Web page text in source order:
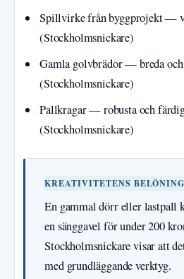
Spillvirke från byggprojekt —
(Stockholmsnickare)
Gamla golvbrädor — breda och
(Stockholmsnickare)
Pallkragar — robusta och
(Stockholmsnickare)
KREATIVITETENS BELÖNING
En gammal dörr eller lastpall
en sänggavel för under 200
Stockholmsnickare visar att
med grundläggande verktyg.